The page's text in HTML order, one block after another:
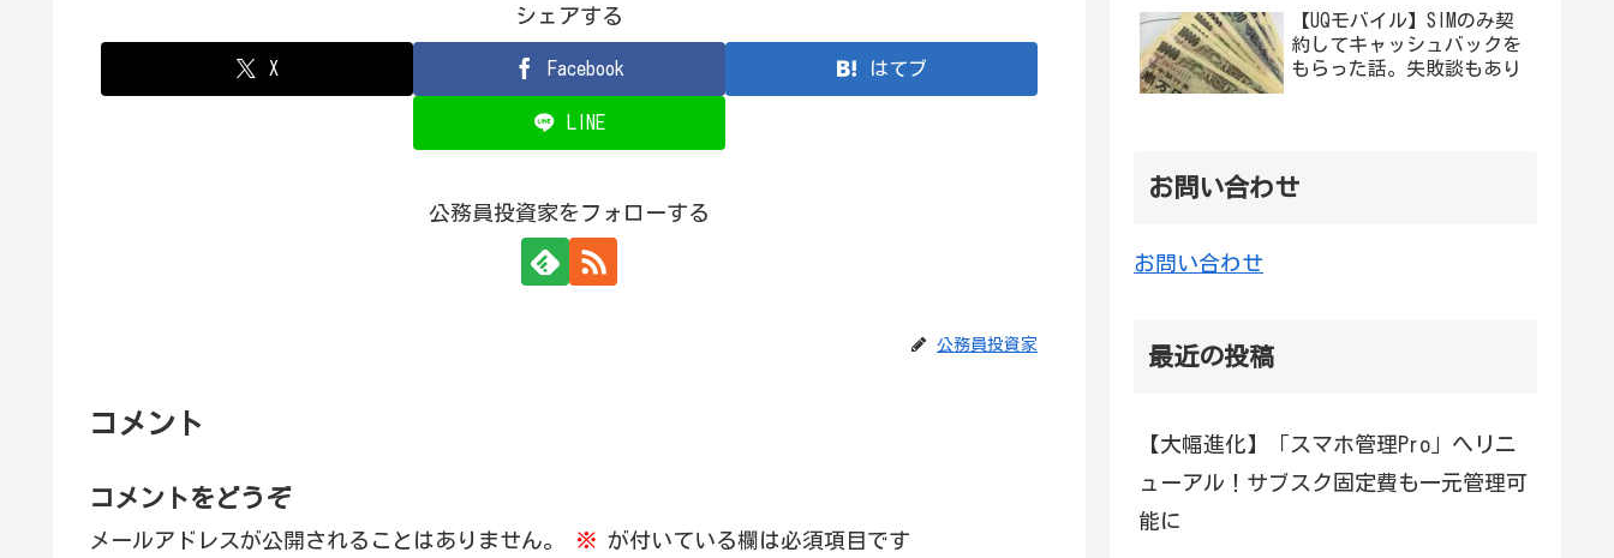
シェアする
X Facebook はてブ
LINE
公務員投資家をフォローする
公務員投資家
コメント
コメントをどうぞ
メールアドレスが公開されることはありません。 ※ が付いている欄は必須項目です
【UQモバイル】SIMのみ契
約してキャッシュバックを
もらった話。失敗談もあり
お問い合わせ
お問い合わせ
最近の投稿
【大幅進化】「スマホ管理Pro」へリニ
ューアル！サブスク固定費も一元管理可
能に